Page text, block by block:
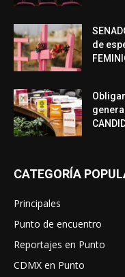
de
CATEGORÍA
Principales
Punto de encuentro
Reportajes en Punto
CDMX en Punto